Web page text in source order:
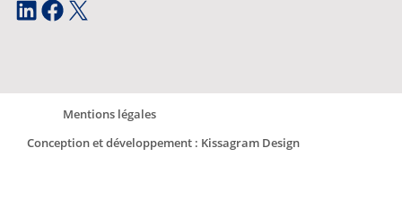
LinkedIn Facebook X
Mentions légales
Conception et développement : Kissagram Design